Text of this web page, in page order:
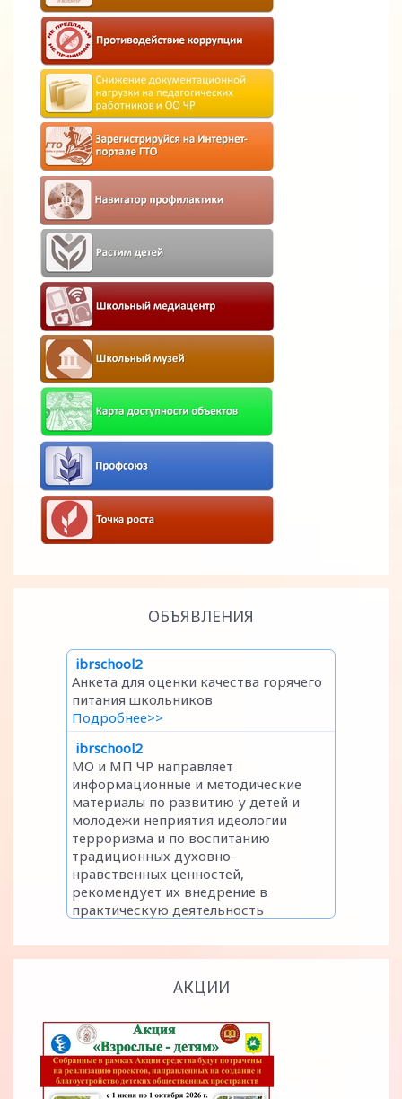
ОБЪЯВЛЕНИЯ
АКЦИИ